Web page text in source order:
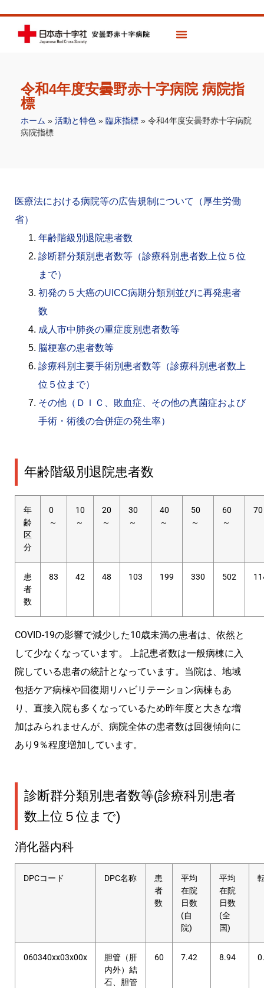
令和4年度安曇野赤十字病院 病院指
標
ホーム » 活動と特色 » 臨床指標 » 令和4年度安曇野赤十字病院
病院指標
医療法における病院等の広告規制について（厚生労働
省）
年齢階級別退院患者数
診断群分類別患者数等（診療科別患者数上位５位
まで）
初発の５大癌のUICC病期分類別並びに再発患者
数
成人市中肺炎の重症度別患者数等
脳梗塞の患者数等
診療科別主要手術別患者数等（診療科別患者数上
位５位まで）
その他（ＤＩＣ、敗血症、その他の真菌症および
手術・術後の合併症の発生率）
年齢階級別退院患者数
年
齢
区
分
0
～
10
～
20
～
30
～
40
～
50
～
60
～
患
者
数
83 42 48 103 199 330 502
COVID-19の影響で減少した10歳未満の患者は、依然と
して少なくなっています。 上記患者数は一般病棟に入
院している患者の統計となっています。当院は、地域
包括ケア病棟や回復期リハビリテーション病棟もあ
り、直接入院も多くなっているため昨年度と大きな増
加はみられませんが、病院全体の患者数は回復傾向に
あり9％程度増加しています。
診断群分類別患者数等(診療科別患者
数上位５位まで)
消化器内科
DPCコード DPC名称
患
者
数
平均
在院
日数
(自
院)
平均
在院
日数
(全
国)
060340xx03x00x
胆管（肝
内外）結
石、胆管
60 7.42 8.94